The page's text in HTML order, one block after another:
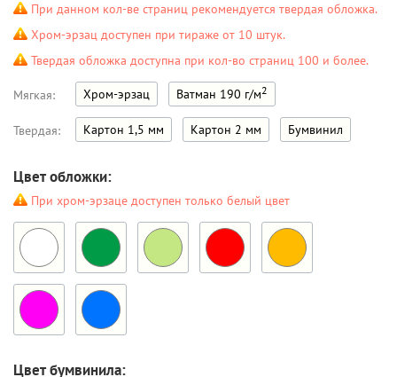
При данном кол-ве страниц рекомендуется твердая обложка.
Хром-эрзац доступен при тираже от 10 штук.
Твердая обложка доступна при кол-во страниц 100 и более.
Мягкая: Хром-эрзац Ватман 190 г/м2
Твердая: Картон 1,5 мм Картон 2 мм Бумвинил
Цвет обложки:
При хром-эрзаце доступен только белый цвет
Цвет бумвинила: